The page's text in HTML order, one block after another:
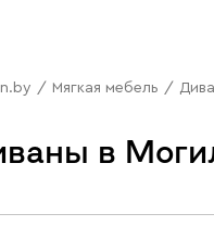
/ Мягкая мебель /
в